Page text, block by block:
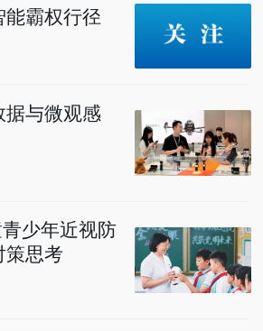
霸权行径
与微观感
少年近视防
策思考